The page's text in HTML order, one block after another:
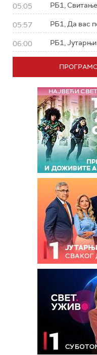
05:05 РБ1, Свитање
05:57 РБ1, Да вас
06:00 РБ1,